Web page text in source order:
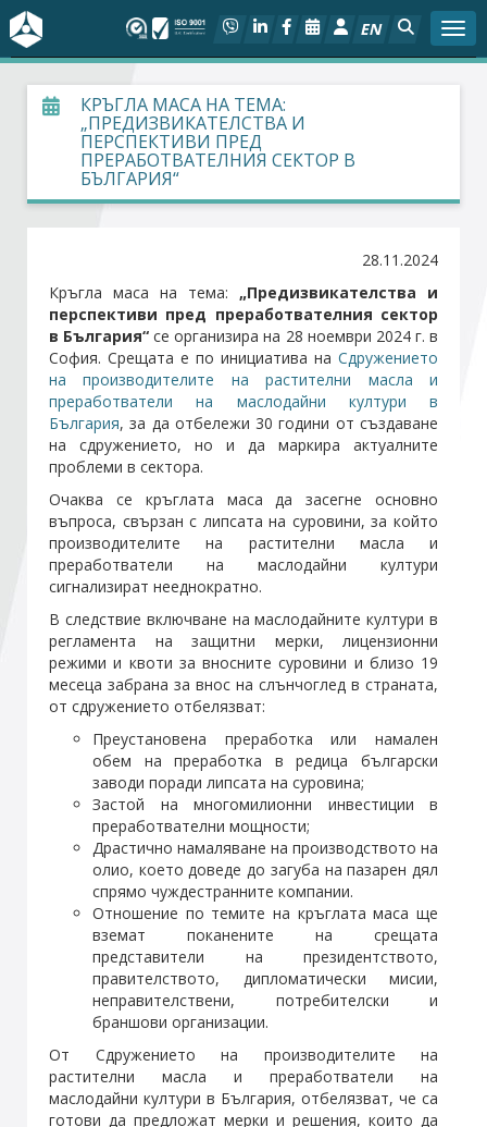
EN
За БСК
На фокус
Актуално
Дейности
Арбитражен съд
Проекти
Стани член
КРЪГЛА МАСА НА ТЕМА:
„ПРЕДИЗВИКАТЕЛСТВА И
ПЕРСПЕКТИВИ ПРЕД
ПРЕРАБОТВАТЕЛНИЯ СЕКТОР В
БЪЛГАРИЯ“
28.11.2024
Кръгла маса на тема: „Предизвикателства и
перспективи пред преработвателния сектор
в България“се организира на 28 ноември 2024 г. в
София. Срещата е по инициатива на Сдружението
на производителите на растителни масла и
преработватели на маслодайни култури в
България, за да отбележи 30 години от създаване
на сдружението, но и да маркира актуалните
проблеми в сектора.
Очаква се кръглата маса да засегне основно
въпроса, свързан с липсата на суровини, за който
производителите на растителни масла и
преработватели на маслодайни култури
сигнализират нееднократно.
В следствие включване на маслодайните култури в
регламента на защитни мерки, лицензионни
режими и квоти за вносните суровини и близо 19
месеца забрана за внос на слънчоглед в страната,
от сдружението отбелязват:
Преустановена преработка или намален
обем на преработка в редица български
заводи поради липсата на суровина;
Застой на многомилионни инвестиции в
преработвателни мощности;
Драстично намаляване на производството на
олио, което доведе до загуба на пазарен дял
спрямо чуждестранните компании.
Отношение по темите на кръглата маса ще
вземат поканените на срещата
представители на президентството,
правителството, дипломатически мисии,
неправителствени, потребителски и
браншови организации.
От Сдружението на производителите на
растителни масла и преработватели на
маслодайни култури в България, отбелязват, че са
готови да предложат мерки и решения, които да